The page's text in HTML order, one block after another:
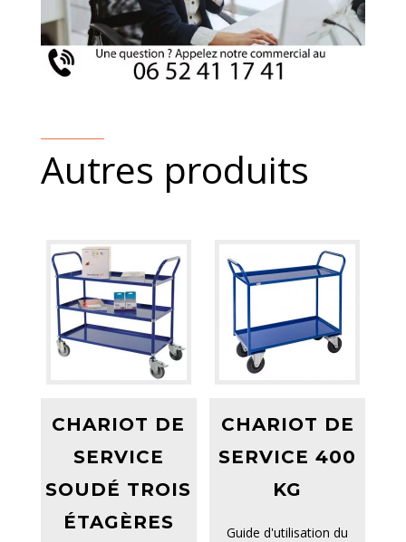
Autres produits
CHARIOT DE
SERVICE
SOUDÉ TROIS
ÉTAGÈRES
CHARIOT DE
SERVICE 400
KG
Guide d'utilisation du